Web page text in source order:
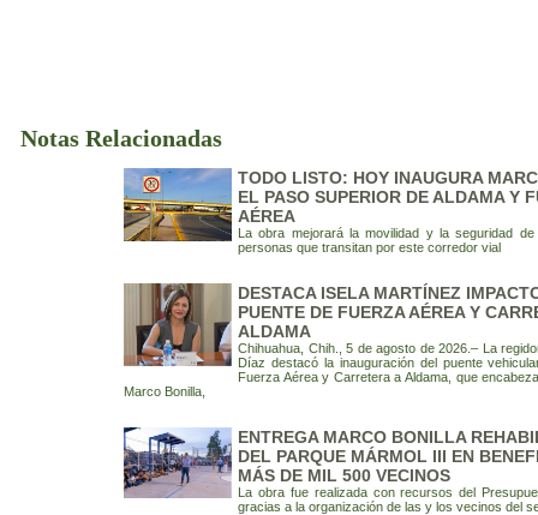
Notas Relacionadas
TODO LISTO: HOY INAUGURA
EL PASO SUPERIOR DE ALDAMA Y
AÉREA
La obra mejorará la movilidad y la seguridad
personas que transitan por este corredor vial
DESTACA ISELA MARTÍNEZ
PUENTE DE FUERZA AÉREA Y
ALDAMA
Chihuahua, Chih., 5 de agosto de 2026.– La
Díaz destacó la inauguración del puente
Fuerza Aérea y Carretera a Aldama, que
Marco Bonilla,
ENTREGA MARCO BONILLA
DEL PARQUE MÁRMOL III EN
MÁS DE MIL 500 VECINOS
La obra fue realizada con recursos del
gracias a la organización de las y los vecinos del